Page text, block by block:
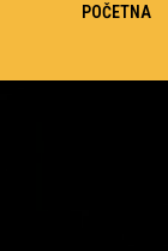
POČETNA